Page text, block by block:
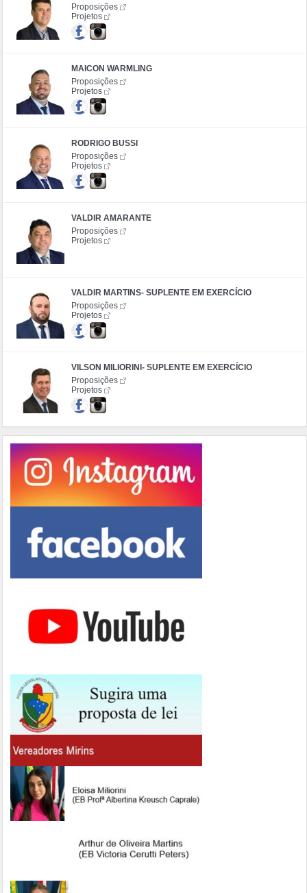
Proposições
Projetos
MAICON WARMLING
Proposições
Projetos
RODRIGO BUSSI
Proposições
Projetos
VALDIR AMARANTE
Proposições
Projetos
VALDIR MARTINS- SUPLENTE EM EXERCÍCIO
Proposições
Projetos
VILSON MILIORINI- SUPLENTE EM EXERCÍCIO
Proposições
Projetos